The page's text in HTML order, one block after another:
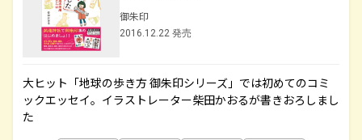
御朱印
2016.12.22 発売
大ヒット「地球の歩き方 御朱印シリーズ」では初めてのコミ
ックエッセイ。イラストレーター柴田かおるが書きおろしまし
た